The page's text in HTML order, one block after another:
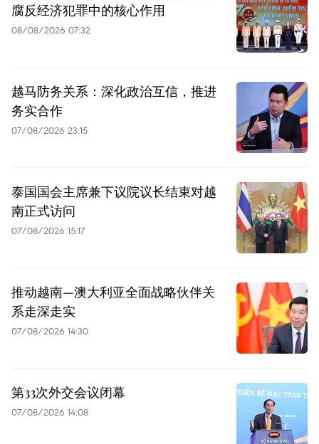
腐反经济犯罪中的核心作用
08/08/2026 07:32
越马防务关系：深化政治互信，推进
务实合作
07/08/2026 23:15
泰国国会主席兼下议院议长结束对越
南正式访问
07/08/2026 15:17
推动越南—澳大利亚全面战略伙伴关
系走深走实
07/08/2026 14:30
第33次外交会议闭幕
07/08/2026 14:08